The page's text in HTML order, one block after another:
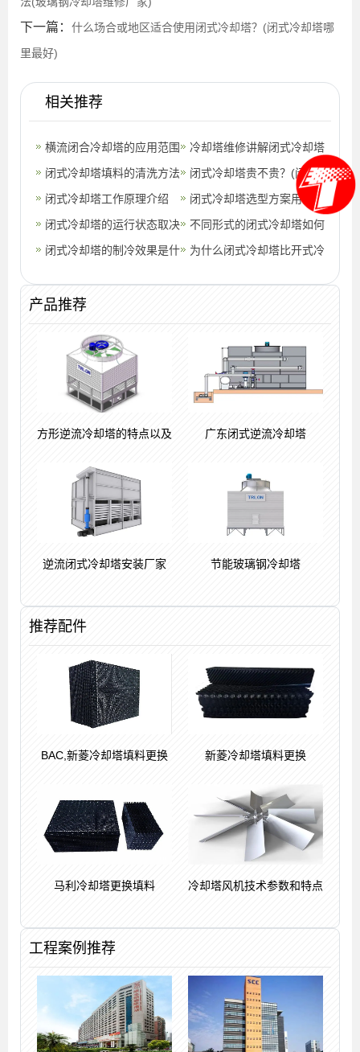
下一篇： 什么场合或地区适合使用闭式冷却塔？(闭式冷却塔哪
里最好)
相关推荐
横流闭合冷却塔的应用范围
(方形横流式冷却塔用途)
冷却塔维修讲解闭式冷却塔
横流的原因(安徽150吨闭
式横流式
闭式冷却塔填料的清洗方法
(闭式冷却塔的清洗方法)
闭式冷却塔贵不贵？(闭式
冷却塔价格估算)
闭式冷却塔工作原理介绍
闭式冷却塔选型方案用于中
央空调(闭式冷却塔选型设
计)
闭式冷却塔的运行状态取决
于哪些因素？(闭式冷却塔
不同形式的闭式冷却塔如何
区分？(2022年中国闭式冷
闭式冷却塔的制冷效果是什
塔的检查标
为什么闭式冷却塔比开式冷
产品推荐
方形逆流冷却塔的特点以及 广东闭式逆流冷却塔
逆流闭式冷却塔安装厂家 节能玻璃钢冷却塔
推荐配件
BAC,新菱冷却塔填料更换 新菱冷却塔填料更换
马利冷却塔更换填料 冷却塔风机技术参数和特点
工程案例推荐